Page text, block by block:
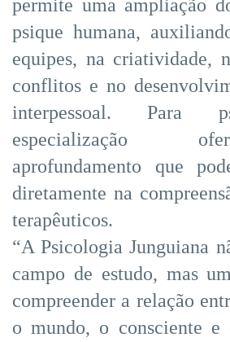
permite uma ampliação
psique humana,
equipes, na criatividade,
conflitos e no
interpessoal. Para
especialização
aprofundamento que
diretamente na
terapêuticos.
“A Psicologia Junguiana
campo de estudo, mas
compreender a relação
o mundo, o consciente e